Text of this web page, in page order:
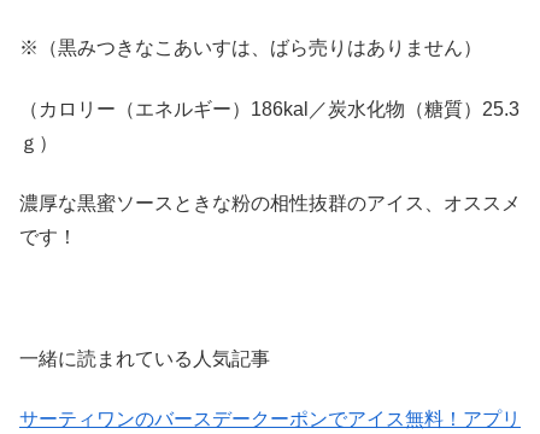
※（黒みつきなこあいすは、ばら売りはありません）
（カロリー（エネルギー）186kal／炭水化物（糖質）25.3
ｇ）
濃厚な黒蜜ソースときな粉の相性抜群のアイス、オススメ
です！
一緒に読まれている人気記事
サーティワンのバースデークーポンでアイス無料！アプリ